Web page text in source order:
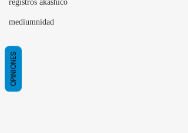
registros akashico
mediumnidad
OPINIONES